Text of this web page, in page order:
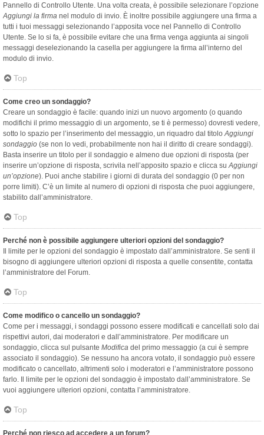
Pannello di Controllo Utente. Una volta creata, è possibile selezionare l’opzione
Aggiungi la firma nel modulo di invio. È inoltre possibile aggiungere una firma a
tutti i tuoi messaggi selezionando l’apposita voce nel Pannello di Controllo
Utente. Se lo si fa, è possibile evitare che una firma venga aggiunta ai singoli
messaggi deselezionando la casella per aggiungere la firma all’interno del
modulo di invio.
Top
Come creo un sondaggio?
Creare un sondaggio è facile: quando inizi un nuovo argomento (o quando
modifichi il primo messaggio di un argomento, se ti è permesso) dovresti vedere,
sotto lo spazio per l’inserimento del messaggio, un riquadro dal titoloAggiungi
sondaggio (se non lo vedi, probabilmente non hai il diritto di creare sondaggi).
Basta inserire un titolo per il sondaggio e almeno due opzioni di risposta (per
inserire un’opzione di risposta, scrivila nell’apposito spazio e clicca suAggiungi
un’opzione). Puoi anche stabilire i giorni di durata del sondaggio (0 per non
porre limiti). C’è un limite al numero di opzioni di risposta che puoi aggiungere,
stabilito dall’amministratore.
Top
Perché non è possibile aggiungere ulteriori opzioni del sondaggio?
Il limite per le opzioni del sondaggio è impostato dall’amministratore. Se senti il
bisogno di aggiungere ulteriori opzioni di risposta a quelle consentite, contatta
l’amministratore del Forum.
Top
Come modifico o cancello un sondaggio?
Come per i messaggi, i sondaggi possono essere modificati e cancellati solo dai
rispettivi autori, dai moderatori e dall’amministratore. Per modificare un
sondaggio, clicca sul pulsante Modifica del primo messaggio (a cui è sempre
associato il sondaggio). Se nessuno ha ancora votato, il sondaggio può essere
modificato o cancellato, altrimenti solo i moderatori e l’amministratore possono
farlo. Il limite per le opzioni del sondaggio è impostato dall’amministratore. Se
vuoi aggiungere ulteriori opzioni, contatta l’amministratore.
Top
Perché non riesco ad accedere a un forum?